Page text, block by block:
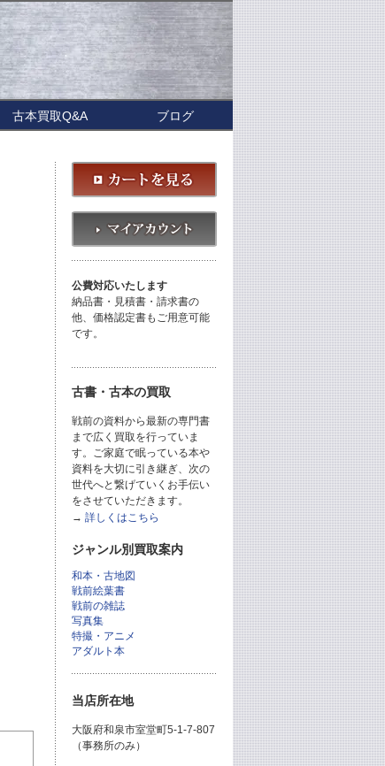
古本買取Q&A ブログ
公費対応いたします
納品書・見積書・請求書の
他、価格認定書もご用意可能
です。
古書・古本の買取
戦前の資料から最新の専門書
まで広く買取を行っていま
す。ご家庭で眠っている本や
資料を大切に引き継ぎ、次の
世代へと繋げていくお手伝い
をさせていただきます。
→ 詳しくはこちら
ジャンル別買取案内
和本・古地図
戦前絵葉書
戦前の雑誌
写真集
特撮・アニメ
アダルト本
当店所在地
大阪府和泉市室堂町5-1-7-807
（事務所のみ）